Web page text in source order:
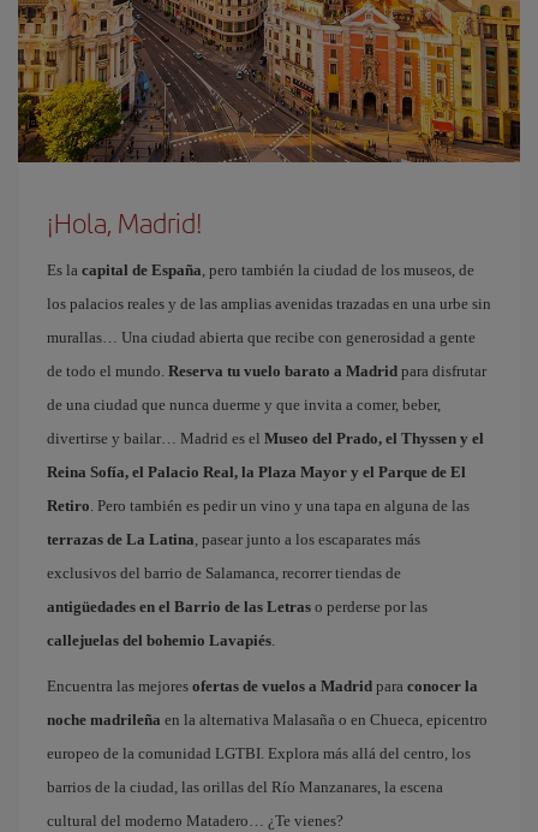
¡Hola, Madrid!
Es la capital de España, pero también la ciudad de los museos, de
los palacios reales y de las amplias avenidas trazadas en una urbe sin
murallas… Una ciudad abierta que recibe con generosidad a gente
de todo el mundo. Reserva tu vuelo barato a Madrid para disfrutar
de una ciudad que nunca duerme y que invita a comer, beber,
divertirse y bailar… Madrid es el Museo del Prado, el Thyssen y el
Reina Sofía, el Palacio Real, la Plaza Mayor y el Parque de El
Retiro. Pero también es pedir un vino y una tapa en alguna de las
terrazas de La Latina, pasear junto a los escaparates más
exclusivos del barrio de Salamanca, recorrer tiendas de
antigüedades en el Barrio de las Letras o perderse por las
callejuelas del bohemio Lavapiés.
Encuentra las mejores ofertas de vuelos a Madrid para conocer la
noche madrileña en la alternativa Malasaña o en Chueca, epicentro
europeo de la comunidad LGTBI. Explora más allá del centro, los
barrios de la ciudad, las orillas del Río Manzanares, la escena
cultural del moderno Matadero… ¿Te vienes?